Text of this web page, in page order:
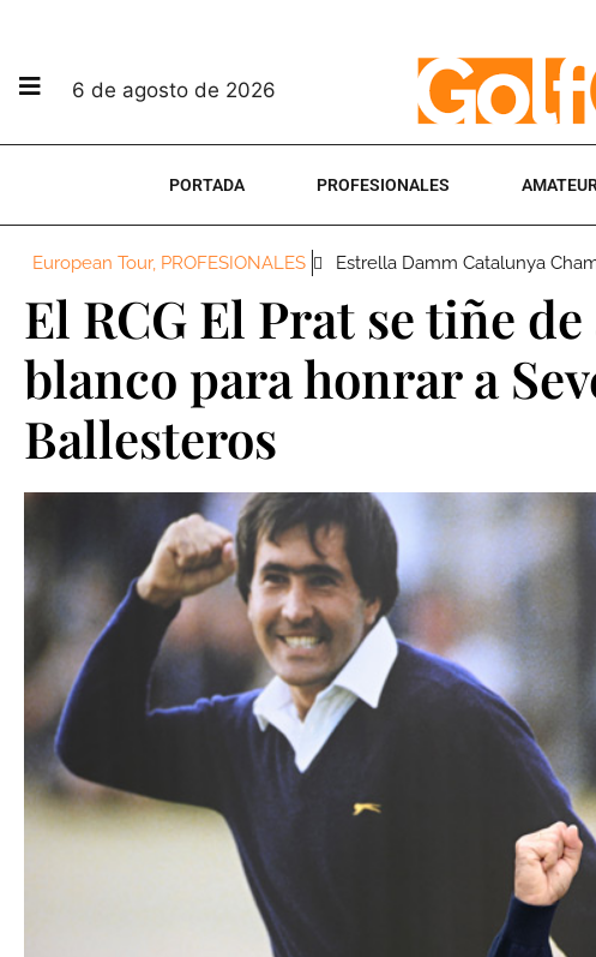
6 de agosto de 2026
PORTADA PROFESIONALES
European Tour, PROFESIONALES Estrella Damm Catalunya
El RCG El Prat se tiñe
blanco para honrar a
Ballesteros